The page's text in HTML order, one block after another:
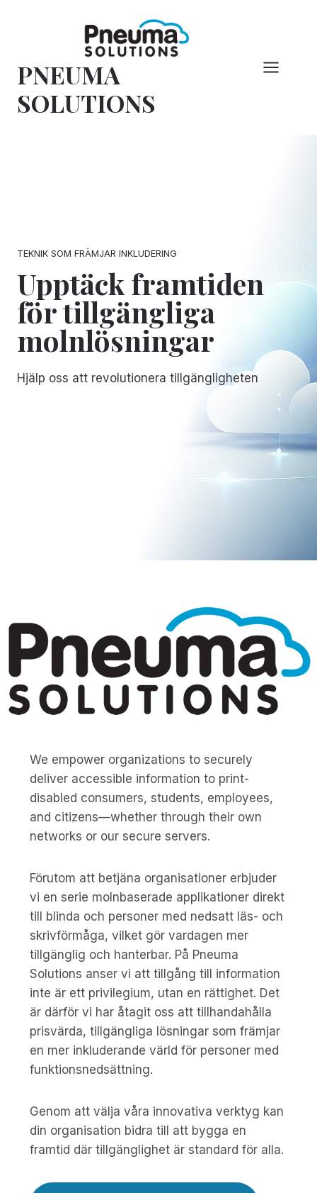
PNEUMA
SOLUTIONS
TEKNIK SOM FRÄMJAR INKLUDERING
Upptäck framtiden
för tillgängliga
molnlösningar
Hjälp oss att revolutionera tillgängligheten
We empower organizations to securely
deliver accessible information to print-
disabled consumers, students, employees,
and citizens—whether through their own
networks or our secure servers.
Förutom att betjäna organisationer erbjuder
vi en serie molnbaserade applikationer direkt
till blinda och personer med nedsatt läs- och
skrivförmåga, vilket gör vardagen mer
tillgänglig och hanterbar. På Pneuma
Solutions anser vi att tillgång till information
inte är ett privilegium, utan en rättighet. Det
är därför vi har åtagit oss att tillhandahålla
prisvärda, tillgängliga lösningar som främjar
en mer inkluderande värld för personer med
funktionsnedsättning.
Genom att välja våra innovativa verktyg kan
din organisation bidra till att bygga en
framtid där tillgänglighet är standard för alla.